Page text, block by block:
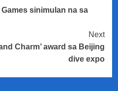
sinimulan na sa
Next
Charm’ award sa Beijing
dive expo